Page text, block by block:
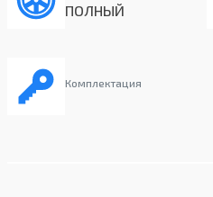
ПОЛНЫЙ
Комплектация